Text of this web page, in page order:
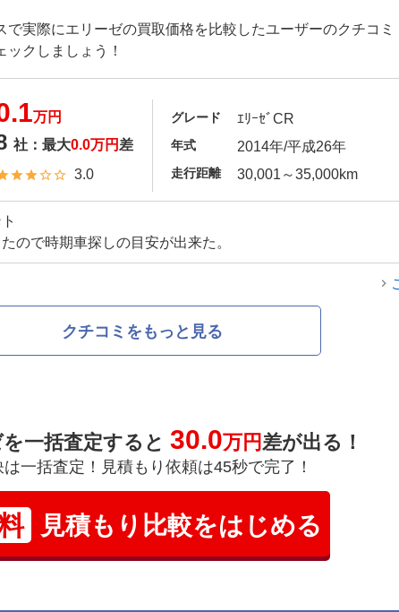
実際にエリーゼの買取価格を比較したユーザーのクチコミ
クしましょう！
万円
社：最大0.0万円 差
3.0
グレード ｴﾘｰｾﾞCR
年式 2014年/平成26年
走行距離 30,001～35,000km
ので時期車探しの目安が出来た。
クチコミをもっと見る
一括査定すると 30.0万円差が出る！
は一括査定！見積もり依頼は45秒で完了！
見積もり比較をはじめる